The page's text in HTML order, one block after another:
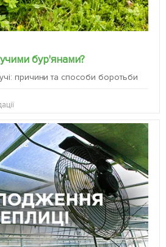
бур'янами?
причини та способи боротьби